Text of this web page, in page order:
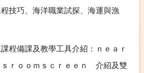
技巧、海洋職業試探、海運與漁
備課及教學工具介紹：ｎｅａｒ
ｓｒｏｏｍｓｃｒｅｅｎ 介紹及雙